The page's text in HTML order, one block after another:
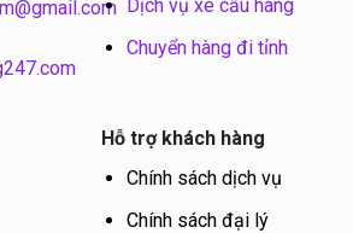
Dịch vụ xe cẩu hàng
Chuyển hàng đi tỉnh
Hỗ trợ khách hàng
Chính sách dịch vụ
Chính sách đại lý